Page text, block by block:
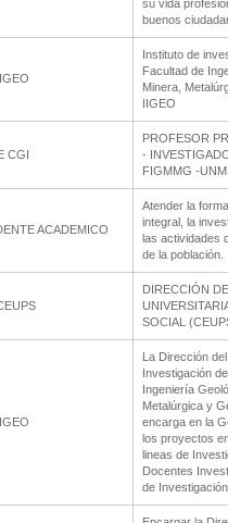
su vida
buenos
Instituto de
Facultad de
Minera,
IIGEO
CGI
PROFESOR
-
FIGMMG -
ACADEMICO
Atender la
integral, la
las actividades
de la población.
DIRECCIÓN
SOCIAL
La Dirección
Investigación
Ingeniería
Metalúrgica y
encarga en la
los proyectos
lineas de
Docentes
de